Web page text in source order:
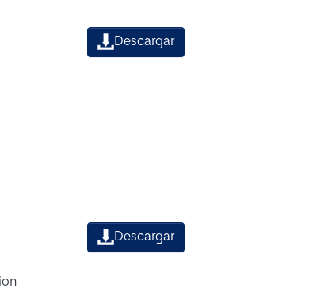
Descargar
Descargar